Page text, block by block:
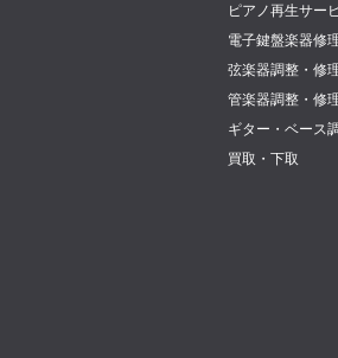
ピアノ再生サー
電子鍵盤楽器修
弦楽器調整・修
管楽器調整・修
ギター・ベース
買取・下取